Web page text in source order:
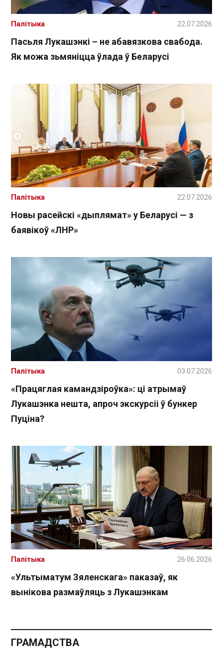
Пасьля Лукашэнкі – не абавязкова свабода.
Як можа зьмяніцца ўлада ў Беларусі
Палітыка 22.07.2026
Новы расейскі «дыплямат» у Беларусі — з
баявікоў «ЛНР»
Палітыка 22.07.2026
«Працяглая камандзіроўка»: ці атрымаў
Лукашэнка нешта, апроч экскурсіі ў бункер
Пуціна?
Палітыка 03.07.2026
«Ультыматум Зяленскага» паказаў, як
вынікова размаўляць з Лукашэнкам
Палітыка 26.06.2026
ГРАМАДСТВА